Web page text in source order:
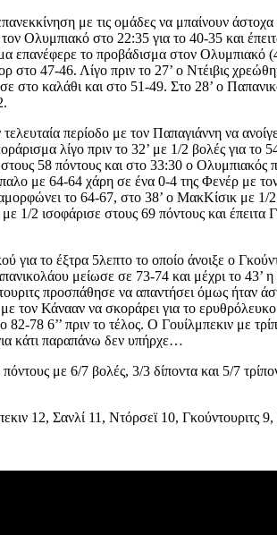
με τις ομάδες να μπαίνουν
Ολυμπιακό στο 22:35 για το 40-35 και
το προβάδισμα στον Ολυμπιακό
στο 47-46. Λίγο πριν το 27’ ο Ντέιβις
στο καλάθι και στο 51-49. Στο 28’ ο
περίοδο με τον Παπαγιάννη να
λίγο πριν το 32’ με 1/2 βολές για
58 πόντους και στο 33:30 ο
με 64-64 χάρη σε ένα 0-4 της Φενέρ με
το 64-67, στο 38’ ο ΜακΚίσικ
1/2 ισοφάρισε στους 69 πόντους και
το έξτρα 5λεπτο το οποίο άνοιξε ο
μείωσε σε 73-74 και μέχρι το
προσπάθησε να απαντήσει όμως ήταν
Κάνααν να σκοράρει για το
6’’ πριν το τέλος. Ο Γουίλμπεκιν με
κάτι παραπάνω δεν υπήρχε…
με 6/7 βολές, 3/3 δίποντα και 5/7
12, Σανλί 11, Ντόρσεϊ 10,